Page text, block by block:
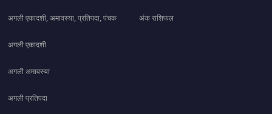
अगली एकादशी, अमावस्या, प्रतिपदा, पंचक
अगली एकादशी
अगली अमावस्या
अगली प्रतिपदा
अंक राशिफल